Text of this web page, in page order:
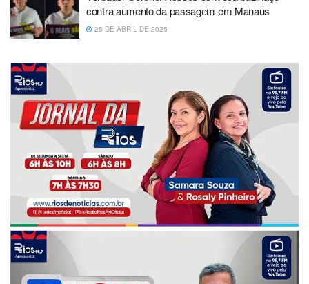
contra aumento da passagem em Manaus
25 DE ABRIL DE 2025